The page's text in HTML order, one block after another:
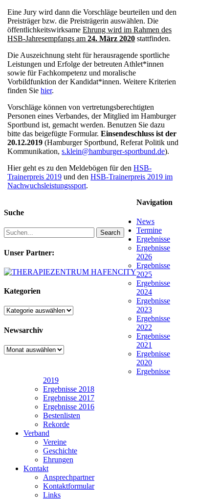
Eine Jury wird dann die Vorschläge beurteilen und den
Preisträger bzw. die Preisträgerin auswählen. Die
öffentlichkeitswirksameEhrung wird im Rahmen des
HSB-Jahresempfangs am24. März 2020 stattfinden.
Die Auszeichnung steht für herausragende sportliche
Leistungen und Erfolge der betreuten Athlet*innen
sowie für Fachkompetenz und moralische
Vorbildfunktion der Kandidat*innen. Weitere Kriterien
finden Siehier.
Vorschläge können von vertretungsberechtigten
Personen eines Verbandes, der Mitglied im Hamburger
Sportbund ist, gemacht werden. Benutzen Sie dazu
bitte das beigefügte Formular.Einsendeschluss ist der
20.12.2019(Hamburger Sportbund, Referat Politik und
Kommunikation,s.klein@hamburger-sportbund.de).
Hier geht es zu den Meldebögen für denHSB-
Trainerpreis 2019 und denHSB-Trainerpreis 2019 im
Nachwuchsleistungssport.
Suche
Search
Unser Partner:
Kategorien
Kategorien
Newsarchiv
Newsarchiv
Navigation
News
Termine
Ergebnisse
Ergebnisse
2026
Ergebnisse
2025
Ergebnisse
2024
Ergebnisse
2023
Ergebnisse
2022
Ergebnisse
2021
Ergebnisse
2020
Ergebnisse
2019
Ergebnisse 2018
Ergebnisse 2017
Ergebnisse 2016
Bestenlisten
Rekorde
Verband
Vereine
Geschichte
Ehrungen
Kontakt
Ansprechpartner
Kontaktformular
Links